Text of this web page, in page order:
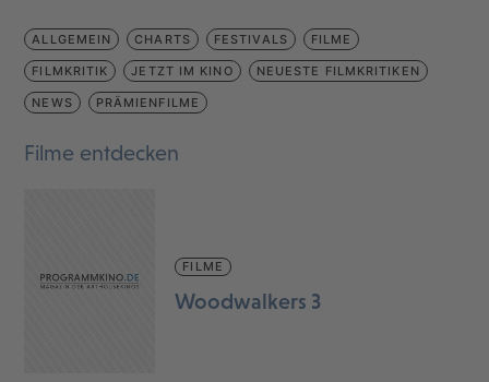
ALLGEMEIN CHARTS FESTIVALS FILME
FILMKRITIK JETZT IM KINO NEUESTE FILMKRITIKEN
NEWS PRÄMIENFILME
Filme entdecken
FILME
Woodwalkers 3